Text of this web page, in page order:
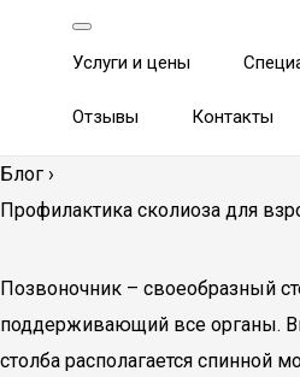
Услуги и цены
Отзывы Контакты
Блог ›
Профилактика сколиоза для
Позвоночник – своеобразный
поддерживающий все органы.
столба располагается спинной